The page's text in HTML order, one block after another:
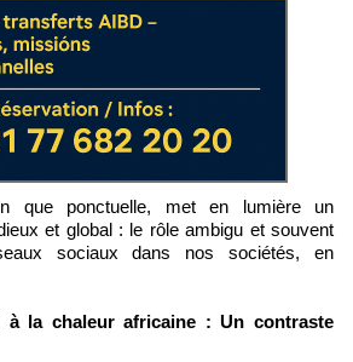
et global : le rôle ambigu et souvent
sociaux dans nos sociétés, en
à la chaleur africaine : Un contraste